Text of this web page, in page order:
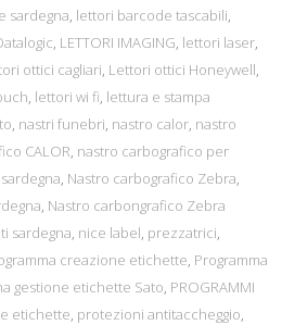
sardegna, lettori barcode tascabili,
, LETTORI IMAGING, lettori laser,
ottici cagliari, Lettori ottici Honeywell,
, lettori wi fi, lettura e stampa
, nastri funebri, nastro calor, nastro
CALOR, nastro carbografico per
, Nastro carbografico Zebra,
, Nastro carbongrafico Zebra
sardegna, nice label, prezzatrici,
creazione etichette, Programma
gestione etichette Sato, PROGRAMMI
etichette, protezioni antitaccheggio,